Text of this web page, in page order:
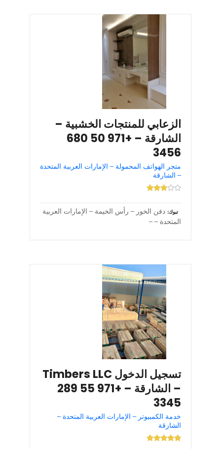
الزعابي للمنتجات الخشبية –
الشارقة – +971 50 680
3456
متجر الهواتف المحمولة – الإمارات العربية المتحدة
– الشارقة
تبوك دفن الخور – رأس الخيمة – الإمارات العربية
المتحدة – –
تسجيل الدخول Timbers LLC
– الشارقة – +971 55 289
3345
خدمة الكمبيوتر – الإمارات العربية المتحدة –
الشارقة